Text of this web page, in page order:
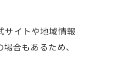
サイトや地域情報
合もあるため、